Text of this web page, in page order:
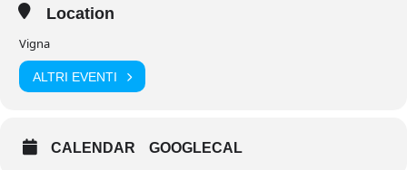
Location
Vigna
ALTRI EVENTI
CALENDAR GOOGLECAL